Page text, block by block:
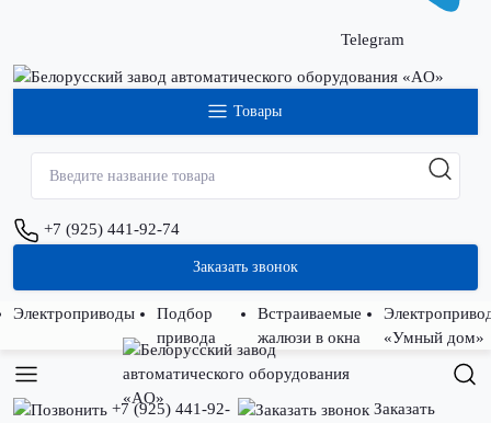
Telegram
Товары
+7 (925) 441-92-74
Заказать звонок
Электроприводы
Подбор
привода
Встраиваемые
жалюзи в окна
«Умный дом»
+7 (925) 441-92-
Заказать